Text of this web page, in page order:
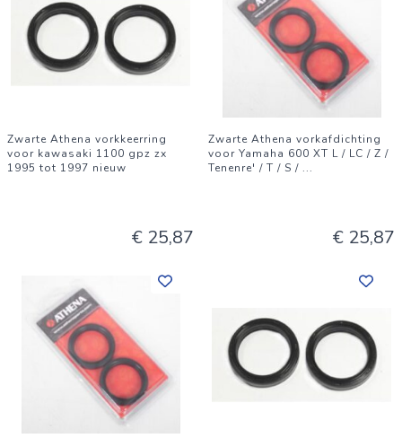
Zwarte Athena vorkkeerring
voor kawasaki 1100 gpz zx
1995 tot 1997 nieuw
€ 25,87
Zwarte Athena vorkafdichting
voor Yamaha 600 XT L / LC / Z /
Tenenre' / T / S / ...
€ 25,87